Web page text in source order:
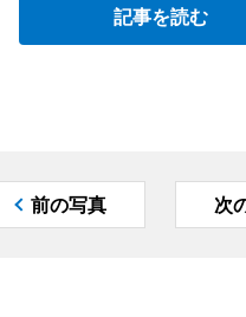
記事を読む
前の写真 次